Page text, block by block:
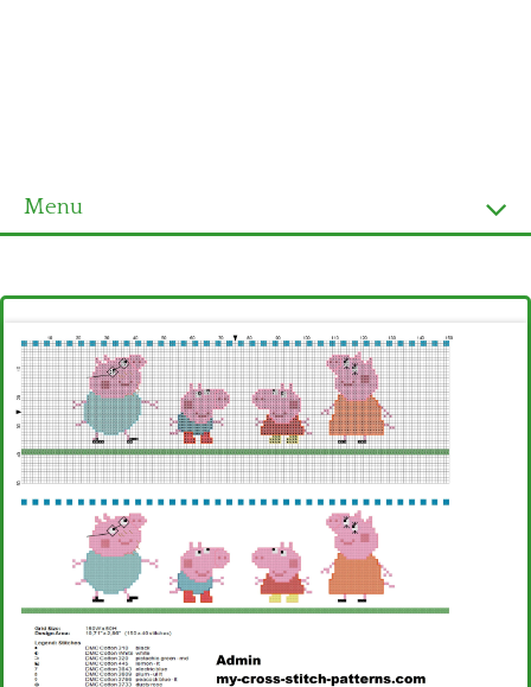
Menu
Ultimi schemi
Alfabeto
Bambini
Disney
Thun